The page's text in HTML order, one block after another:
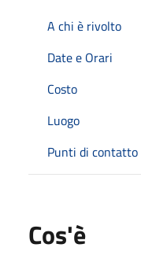
A chi è rivolto
Date e Orari
Costo
Luogo
Punti di contatto
Cos'è